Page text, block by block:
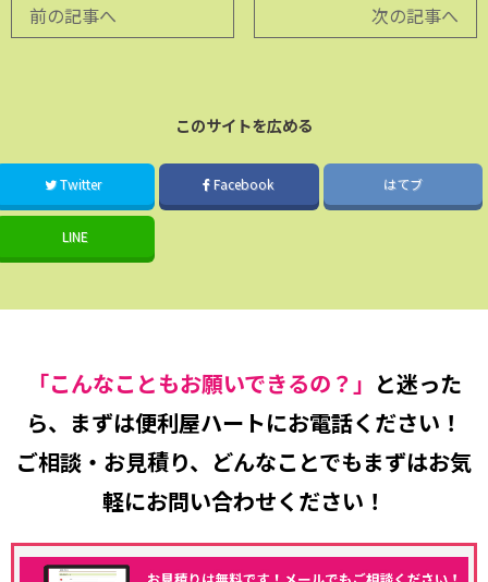
前の記事へ 次の記事へ
このサイトを広める
Twitter Facebook はてブ
LINE
「こんなこともお願いできるの？」 と迷った
ら、まずは便利屋ハートにお電話ください！
ご相談・お見積り、どんなことでもまずはお気
軽にお問い合わせください！